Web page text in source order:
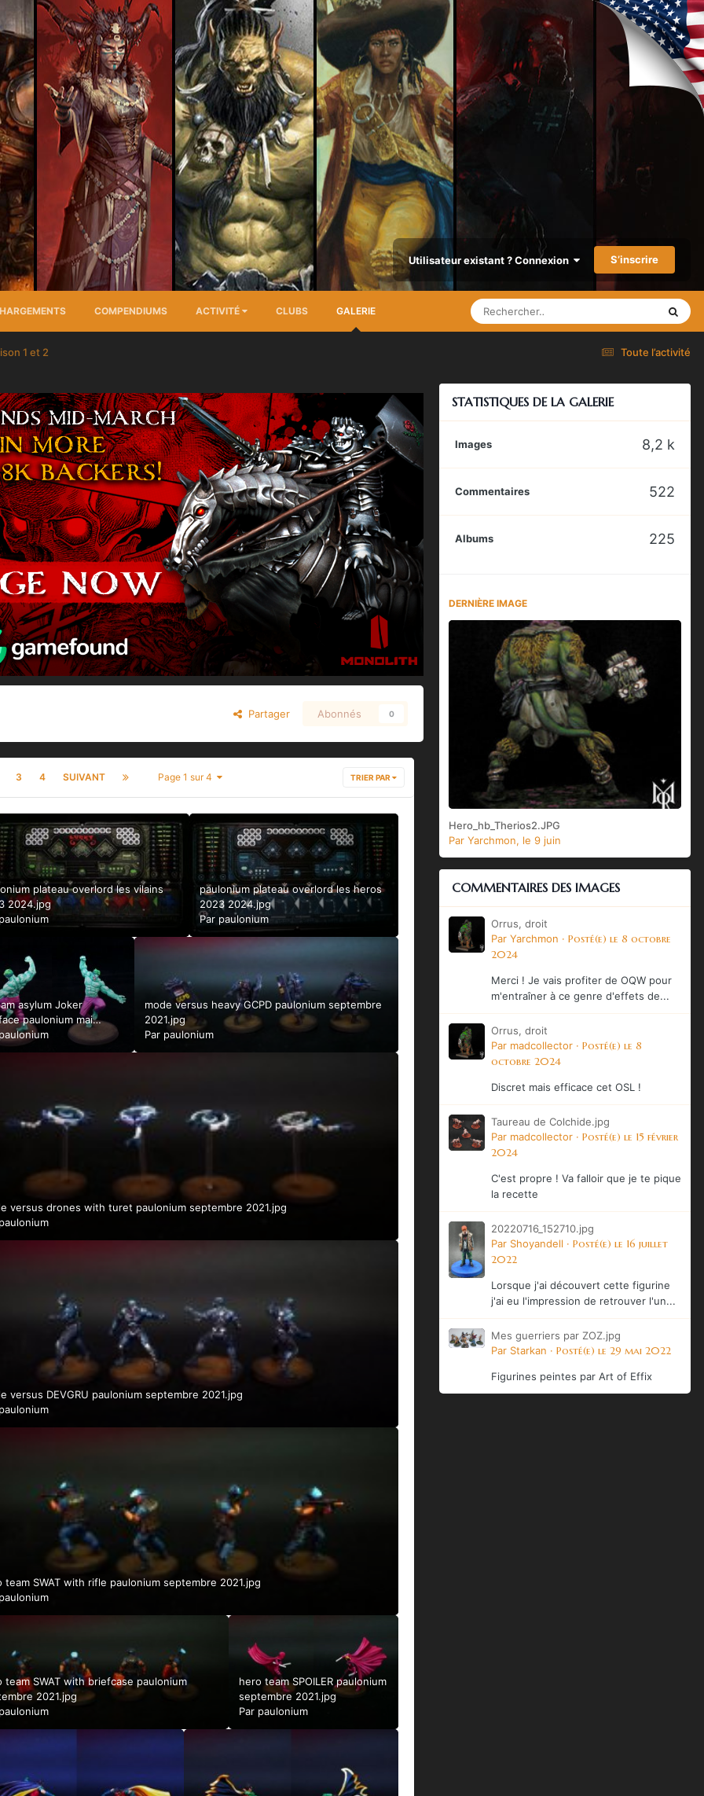
Utilisateur existant ? Connexion S’inscrire
COMPENDIUMS ACTIVITÉ CLUBS GALERIE
Toute l’activité
1 et 2
Partager Abonnés 0
TRIER PAR
3 4 SUIVANT Page 1 sur 4
plateau overlord les vilains
2024.jpg
paulonium
paulonium plateau overlord les heros
2023 2024.jpg
Par paulonium
asylum Joker
paulonium mai
paulonium
mode versus heavy GCPD paulonium septembre
2021.jpg
Par paulonium
versus drones with turet paulonium septembre 2021.jpg
paulonium
versus DEVGRU paulonium septembre 2021.jpg
paulonium
team SWAT with rifle paulonium septembre 2021.jpg
paulonium
team SWAT with briefcase paulonium
2021.jpg
paulonium
hero team SPOILER paulonium
septembre 2021.jpg
Par paulonium
STATISTIQUES DE LA GALERIE
Images 8,2 k
Commentaires 522
Albums 225
DERNIÈRE IMAGE
Hero_hb_Therios2.JPG
Par Yarchmon, le 9 juin
COMMENTAIRES DES IMAGES
Orrus, droit
Par Yarchmon · Posté(e) le 8 octobre
2024
Merci ! Je vais profiter de OQW pour
m'entraîner à ce genre d'effets de...
Orrus, droit
Par madcollector · Posté(e) le 8
octobre 2024
Discret mais efficace cet OSL !
Taureau de Colchide.jpg
Par madcollector · Posté(e) le 15 février
2024
C'est propre ! Va falloir que je te pique
la recette
20220716_152710.jpg
Par Shoyandell · Posté(e) le 16 juillet
2022
Lorsque j'ai découvert cette figurine
j'ai eu l'impression de retrouver l'un...
Mes guerriers par ZOZ.jpg
Par Starkan · Posté(e) le 29 mai 2022
Figurines peintes par Art of Effix